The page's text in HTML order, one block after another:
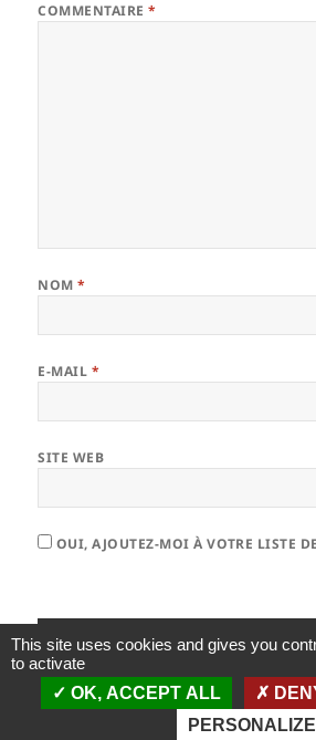
COMMENTAIRE*
NOM*
E-MAIL *
SITE WEB
OUI, AJOUTEZ-MOI À VOTRE LISTE
Fièrement propulsé par WordPress
This site uses cookies and gives you
to activate
OK, ACCEPT ALL
PERSONALIZE